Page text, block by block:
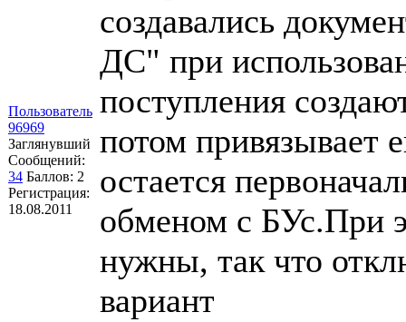
Пользователь
96969
Заглянувший
Сообщений:
34 Баллов: 2
Регистрация:
18.08.2011
создавались
ДС" при
поступления
потом привязывает
остается
обменом с БУс.При
нужны, так что
вариант